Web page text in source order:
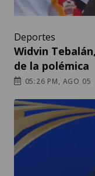
Deportes
Widvin
de la polémica
05:26 PM, AGO 05